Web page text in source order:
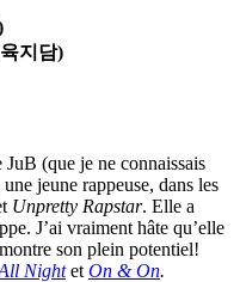
육지담)
(que je ne connaissais
jeune rappeuse, dans les
Unpretty Rapstar. Elle a
J’ai vraiment hâte qu’elle
son plein potentiel!
Nightet On & On.